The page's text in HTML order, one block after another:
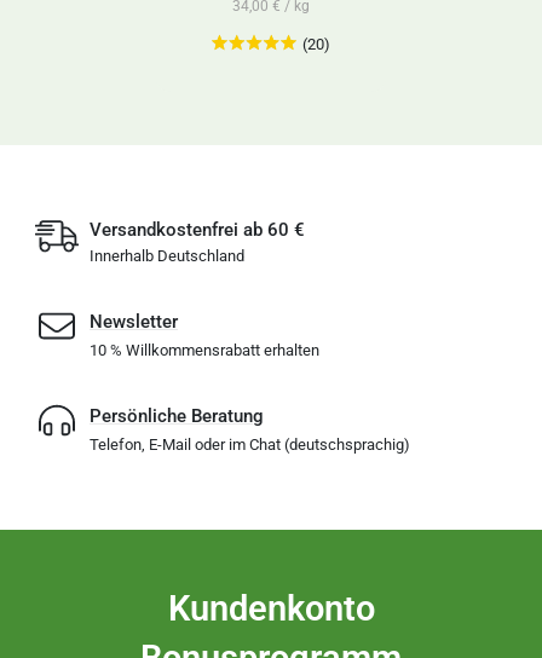
34,00 € / kg
(20)
Versandkostenfrei ab 60 €
Innerhalb Deutschland
Newsletter
10 % Willkommensrabatt erhalten
Persönliche Beratung
Telefon, E-Mail oder im Chat (deutschsprachig)
Kundenkonto